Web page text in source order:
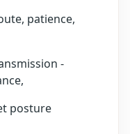
patience,
-
posture